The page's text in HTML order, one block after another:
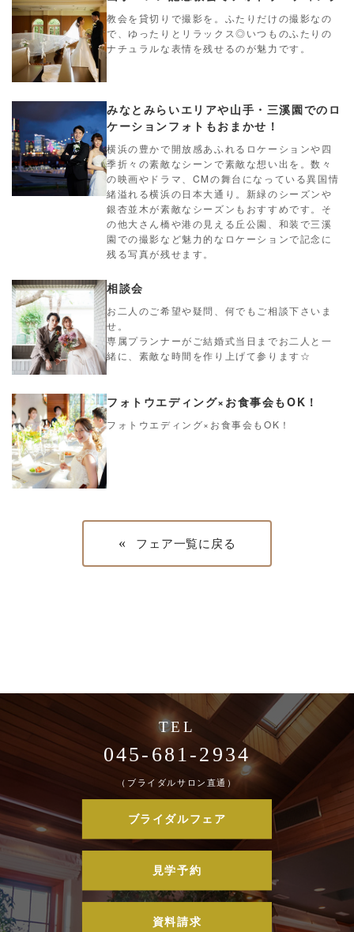
教会を貸切りで撮影を。ふたりだけの撮影なの
で、ゆったりとリラックス◎いつものふたりの
ナチュラルな表情を残せるのが魅力です。
みなとみらいエリアや山手・三溪園でのロ
ケーションフォトもおまかせ！
横浜の豊かで開放感あふれるロケーションや四
季折々の素敵なシーンで素敵な想い出を。数々
の映画やドラマ、CMの舞台になっている異国情
緒溢れる横浜の日本大通り。新緑のシーズンや
銀杏並木が素敵なシーズンもおすすめです。そ
の他大さん橋や港の見える丘公園、和装で三溪
園での撮影など魅力的なロケーションで記念に
残る写真が残せます。
相談会
お二人のご希望や疑問、何でもご相談下さいま
せ。
専属プランナーがご結婚式当日までお二人と一
緒に、素敵な時間を作り上げて参ります☆
フォトウエディング×お食事会もOK！
フォトウエディング×お食事会もOK！
« フェア一覧に戻る
045-681-2934
（ブライダルサロン直通）
ブライダルフェア
見学予約
資料請求